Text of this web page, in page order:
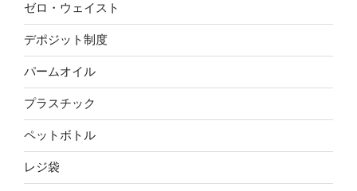
ゼロ・ウェイスト
デポジット制度
パームオイル
プラスチック
ペットボトル
レジ袋